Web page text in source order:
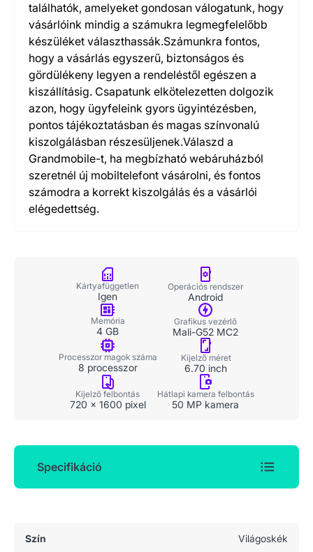
találhatók, amelyeket gondosan válogatunk, hogy
vásárlóink mindig a számukra legmegfelelőbb
készüléket választhassák.Számunkra fontos,
hogy a vásárlás egyszerű, biztonságos és
gördülékeny legyen a rendeléstől egészen a
kiszállításig. Csapatunk elkötelezetten dolgozik
azon, hogy ügyfeleink gyors ügyintézésben,
pontos tájékoztatásban és magas színvonalú
kiszolgálásban részesüljenek.Válaszd a
Grandmobile-t, ha megbízható webáruházból
szeretnél új mobiltelefont vásárolni, és fontos
számodra a korrekt kiszolgálás és a vásárlói
elégedettség.
Kártyafüggetlen
Igen
Operációs rendszer
Android
Memória
4 GB
Grafikus vezérlő
Mali-G52 MC2
Processzor magok száma
8 processzor
Kijelző méret
6.70 inch
Kijelző felbontás
720 x 1600 pixel
Hátlapi kamera felbontás
50 MP kamera
Specifikáció
Szín Világoskék